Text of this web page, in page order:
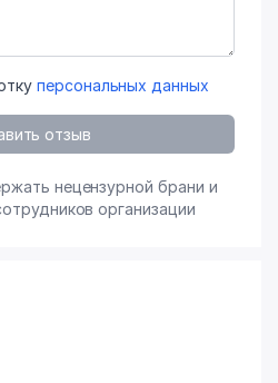
персональных данных
отзыв
нецензурной брани и
организации